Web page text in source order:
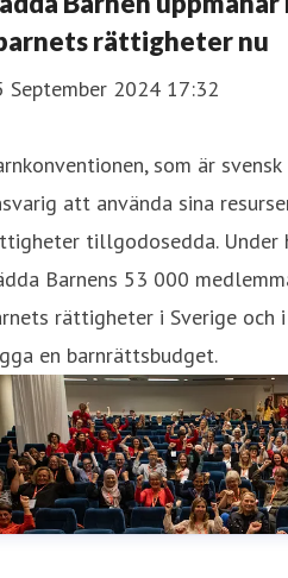
rättigheter nu
September 2024 17:32
som är
att använda sina
tillgodosedda. Under
Barnens 53 000
rättigheter i Sverige och
en barnrättsbudget.